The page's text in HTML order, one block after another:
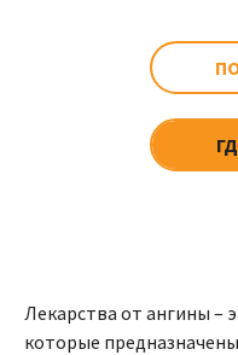
Лекарства от ангины –
которые